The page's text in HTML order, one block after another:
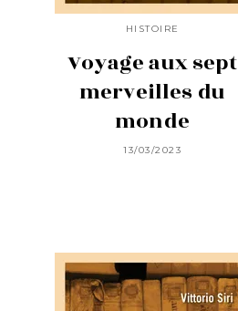
HISTOIRE
Voyage aux sept
merveilles du
monde
13/03/2023